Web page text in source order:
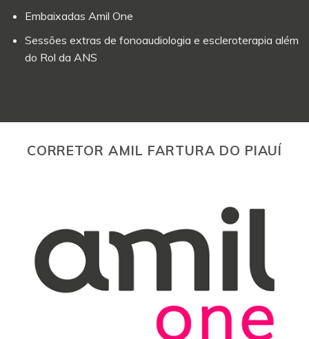
Embaixadas Amil One
Sessões extras de fonoaudiologia e escleroterapia além
do Rol da ANS
CORRETOR AMIL FARTURA DO PIAUÍ